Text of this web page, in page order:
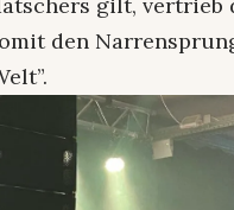
den